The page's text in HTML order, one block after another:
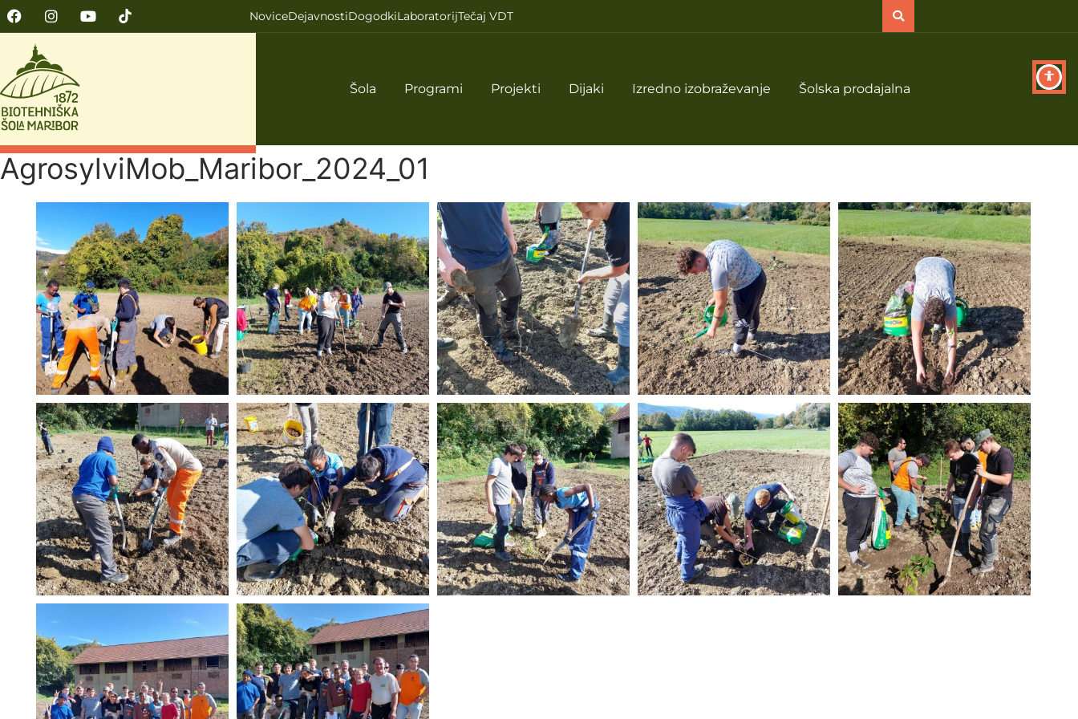
NoviceDejavnostiDogodkiLaboratorijTečaj VDT
Šola Programi Projekti Dijaki Izredno izobraževanje Šolska prodajalna
AgrosylviMob_Maribor_2024_01